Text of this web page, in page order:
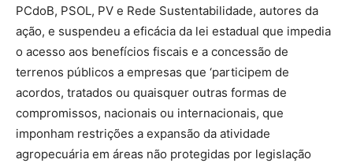
PCdoB, PSOL, PV e Rede Sustentabilidade, autores da
ação, e suspendeu a eficácia da lei estadual que impedia
o acesso aos benefícios fiscais e a concessão de
terrenos públicos a empresas que ‘participem de
acordos, tratados ou quaisquer outras formas de
compromissos, nacionais ou internacionais, que
imponham restrições a expansão da atividade
agropecuária em áreas não protegidas por legislação